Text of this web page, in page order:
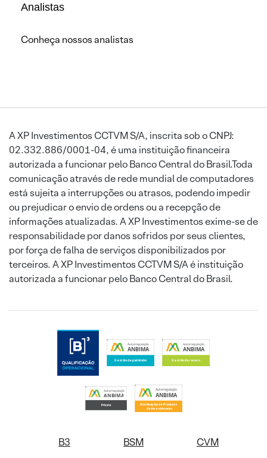
Analistas
Conheça nossos analistas
A XP Investimentos CCTVM S/A, inscrita sob o CNPJ:
02.332.886/0001-04, é uma instituição financeira
autorizada a funcionar pelo Banco Central do Brasil.Toda
comunicação através de rede mundial de computadores
está sujeita a interrupções ou atrasos, podendo impedir
ou prejudicar o envio de ordens ou a recepção de
informações atualizadas. A XP Investimentos exime-se de
responsabilidade por danos sofridos por seus clientes,
por força de falha de serviços disponibilizados por
terceiros. A XP Investimentos CCTVM S/A é instituição
autorizada a funcionar pelo Banco Central do Brasil.
B3 BSM CVM